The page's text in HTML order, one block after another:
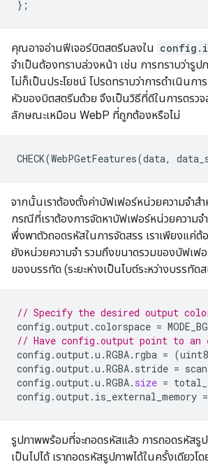
คุณอาจอ่านฟีเจอร์บิตสตรีมลงใน
จำเป็นต้องทราบล่วงหน้า เช่น การทราบว่ารูป
ไม่ก็เป็นประโยชน์ โปรดทราบว่าการดำเนินกา
หัวของบิตสตรีมด้วย จึงเป็นวิธีที่ดีในการตรว
ลักษณะเหมือน WebP ที่ถูกต้องหรือไม่
จากนั้นเราต้องตั้งค่าบัฟเฟอร์หน่วยความจำส
กรณีที่เราต้องการจัดหาบัฟเฟอร์หน่วยความจ
พึ่งพาตัวถอดรหัสในการจัดสรร เราเพียงแค่ต้
ยังหน่วยความจำ รวมถึงขนาดรวมของบัฟเฟอ
ของบรรทัด (ระยะห่างเป็นไบต์ระหว่างบรรทัด
// Specify the desired output
config .output.colorspace =
// Have config.output point to an
config .output.u .RGBA. rgba = (
config .output.u .RGBA. stride =
config .output.u .RGBA. size =
config .output. is_external_memory =
รูปภาพพร้อมที่จะถอดรหัสแล้ว การถอดรหัส
เป็นไปได้ เราถอดรหัสรูปภาพได้ในครั้งเดียวโด